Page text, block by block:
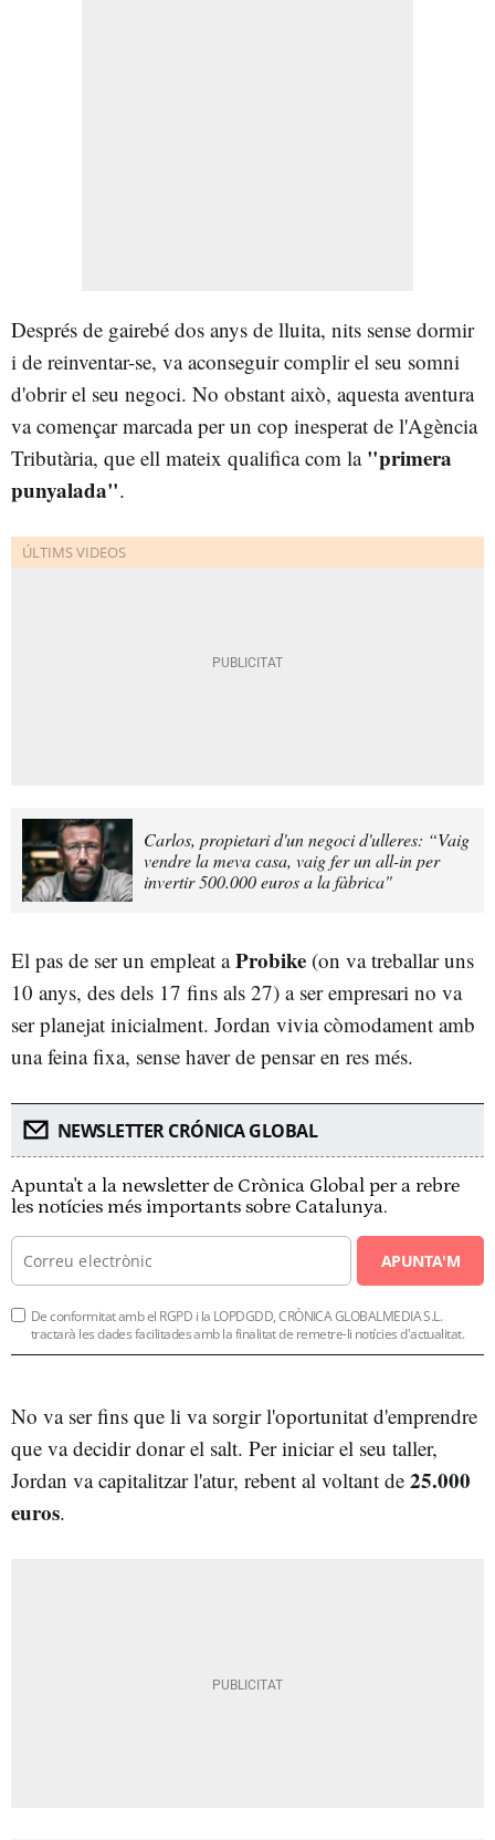
Després de gairebé dos anys de lluita, nits sense dormir
i de reinventar-se, va aconseguir complir el seu somni
d'obrir el seu negoci. No obstant això, aquesta aventura
va començar marcada per un cop inesperat de l'Agència
Tributària, que ell mateix qualifica com la "primera
punyalada".
Carlos, propietari d'un negoci d'ulleres: “Vaig
vendre la meva casa, vaig fer un all-in per
invertir 500.000 euros a la fàbrica"
El pas de ser un empleat aProbike (on va treballar uns
10 anys, des dels 17 fins als 27) a ser empresari no va
ser planejat inicialment. Jordan vivia còmodament amb
una feina fixa, sense haver de pensar en res més.
NEWSLETTER CRÓNICA GLOBAL
Apunta't a la newsletter de Crònica Global per a rebre
les notícies més importants sobre Catalunya.
APUNTA'M
De conformitat amb el RGPD i la LOPDGDD, CRÒNICA GLOBALMEDIA S.L.
tractarà les dades facilitades amb la finalitat de remetre-li notícies d'actualitat.
No va ser fins que li va sorgir l'oportunitat d'emprendre
que va decidir donar el salt. Per iniciar el seu taller,
Jordan va capitalitzar l'atur, rebent al voltant de 25.000
euros.